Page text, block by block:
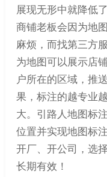
展现无形中就降低
商铺老板会因为地
麻烦，而找第三方
为地图可以展示店
户所在的区域，推
果，标注的越专业
大。引路人地图标
位置并实现地图标
开厂、开公司，选
长期有效！